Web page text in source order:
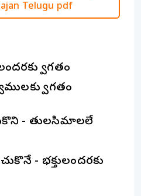
Telugu pdf
స్వాగతం
స్వాగతం
- తులసిమాలలే
- భక్తులందరకు